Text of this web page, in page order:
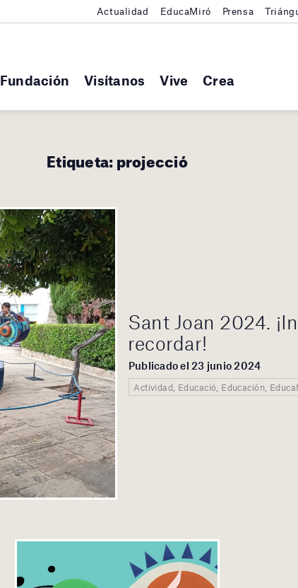
Fundación Visítanos Vive Crea
Actualidad EducaMiró Prensa
Etiqueta: projecció
Sant Joan 2024.
recordar!
Publicado el 23 junio 2024
Actividad, Educació, Educación,